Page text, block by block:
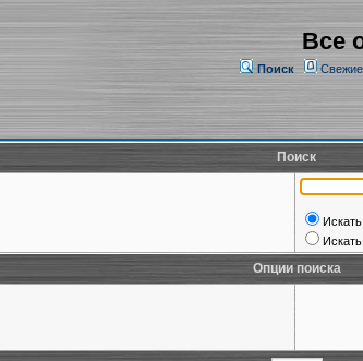
Все
Поиск
Поиск
Опции поиска